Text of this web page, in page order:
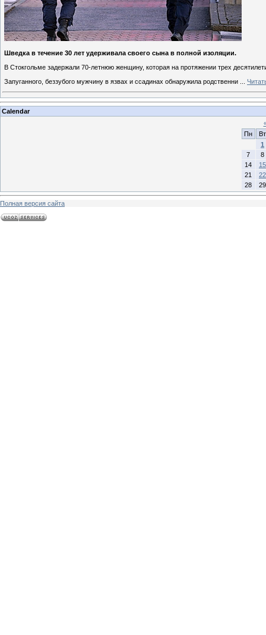
Шведка в течение 30 лет удерживала своего сына в полной изоляции.
В Стокгольме задержали 70-летнюю женщину, которая на протяжении трех
Запуганного, беззубого мужчину в язвах и ссадинах обнаружила родственни
Calendar
Пн
Вт
1
7
8
14
15
21
22
28
29
Полная версия сайта